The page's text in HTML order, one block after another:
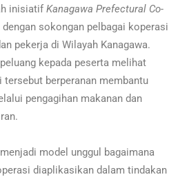
inisiatifKanagawa Prefectural Co-
dengan sokongan pelbagai koperasi
pekerja di Wilayah Kanagawa.
kepada peserta melihat
tersebut berperanan membantu
pengagihan makanan dan
menjadi model unggul bagaimana
diaplikasikan dalam tindakan